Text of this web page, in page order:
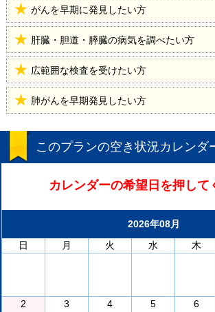
がんを早期に発見したい方
肝臓・胆道・膵臓の病気を調べたい方
広範囲な検査を受けたい方
肺がんを早期発見したい方
このプランの空き状況カレンダ
カレンダーの希望日を押して
2026年08月
日
月 火 水 木
2
3
4
5
6